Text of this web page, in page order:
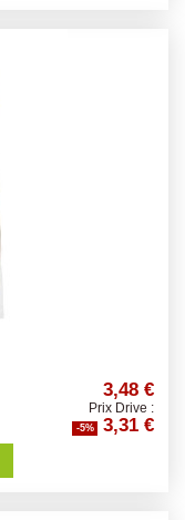
3,48 €
Prix Drive :
-5% 3,31 €